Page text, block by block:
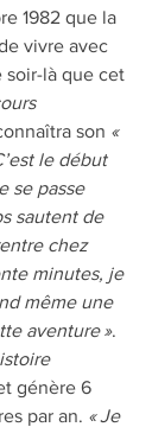
1982 que la
vivre avec
soir-là que cet
son «
le début
se passe
sautent de
chez
minutes, je
même une
aventure ».
génère 6
par an. « Je